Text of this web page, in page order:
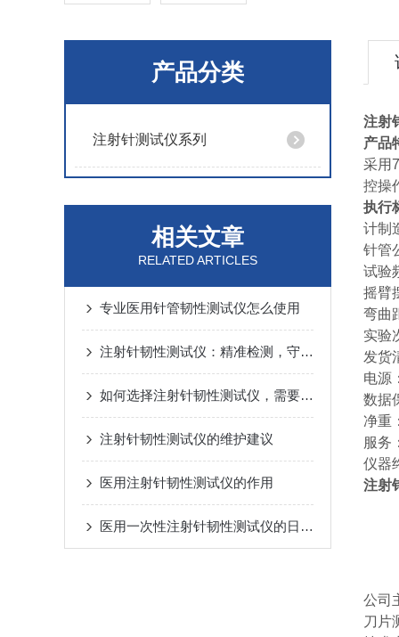
产品分类
注射针测试仪系列
相关文章
RELATED ARTICLES
专业医用针管韧性测试仪怎么使用
注射针韧性测试仪：精准检测，守护医疗安全
如何选择注射针韧性测试仪，需要注意的几点
注射针韧性测试仪的维护建议
医用注射针韧性测试仪的作用
医用一次性注射针韧性测试仪的日常保养
注射
产品
采用
控操
执行
计
针管
试验
摇臂
弯曲
实验
发货
电源
数据
净重
服务
仪器
注射
公司
刀片